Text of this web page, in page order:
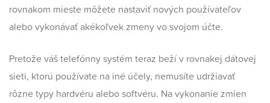
rovnakom mieste môžete nastaviť nových používateľov
alebo vykonávať akékoľvek zmeny vo svojom účte.
Pretože váš telefónny systém teraz beží v rovnakej dátovej
sieti, ktorú používate na iné účely, nemusíte udržiavať
rôzne typy hardvéru alebo softvéru. Na vykonanie zmien